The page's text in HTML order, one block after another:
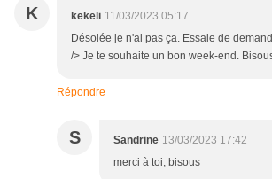
K kekeli 11/03/2023 05:17
Désolée je n'ai pas ça. Essaie de
/> Je te souhaite un bon week-end.
Répondre
S Sandrine 13/03/2023 17:42
merci à toi, bisous